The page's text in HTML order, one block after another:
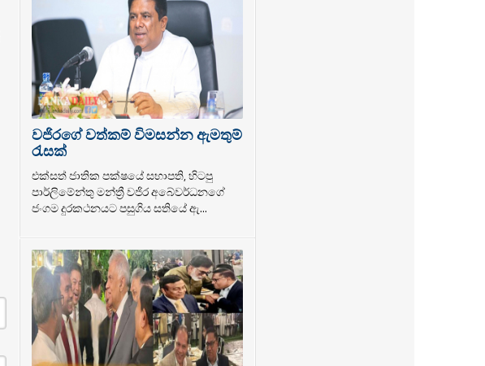
වජිරගේ වත්කම් විමසන්න ඇමතුම්
රැසක්
එක්සත් ජාතික පක්ෂයේ සභාපති, හිටපු
පාර්ලිමේන්තු මන්ත්‍රී වජිර අබේවර්ධනගේ
ජංගම දුරකථනයට පසුගිය සතියේ ඇ...